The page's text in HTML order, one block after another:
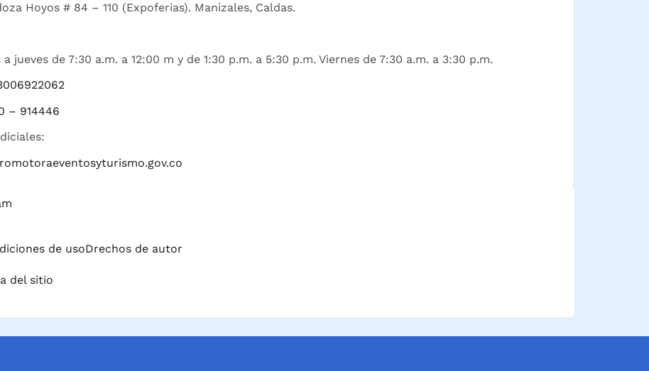
Hoyos # 84 – 110 (Expoferias). Manizales, Caldas.
jueves de 7:30 a.m. a 12:00 m y de 1:30 p.m. a 5:30 p.m. Viernes de 7:30 a.m. a 3:30 p.m.
– 914446
de usoDrechos de autor
del sitio